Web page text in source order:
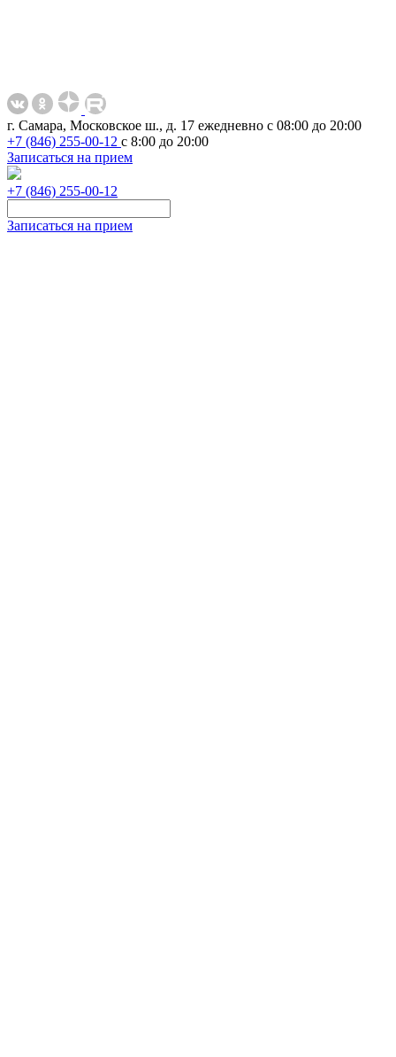
г. Самара, Московское ш., д. 17 ежедневно с 08:00 до 20:00
+7 (846) 255-00-12 с 8:00 до 20:00
Записаться на прием
+7 (846) 255-00-12
Записаться на прием